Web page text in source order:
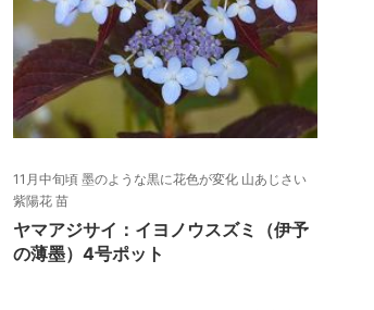
11月中旬頃 墨のような黒に花色が変化 山あじさい
紫陽花 苗
ヤマアジサイ：イヨノウスズミ（伊予
の薄墨）4号ポット